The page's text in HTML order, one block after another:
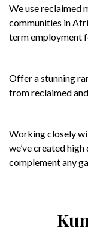
We use reclaimed
communities in
term employment
Offer a stunning
from reclaimed
Working closely
we’ve created
complement any